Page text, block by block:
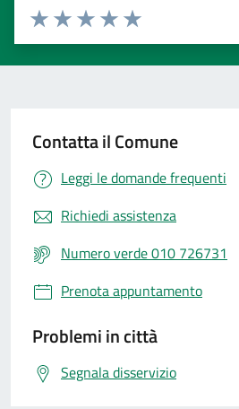
Valuta 5 stelle su 5
Valuta 4 stelle su 5
Valuta 3 stelle su 5
Valuta 2 stelle su 5
Valuta 1 stelle su 5
Contatta il Comune
Leggi le domande frequenti
Richiedi assistenza
Numero verde 010 726731
Prenota appuntamento
Problemi in città
Segnala disservizio